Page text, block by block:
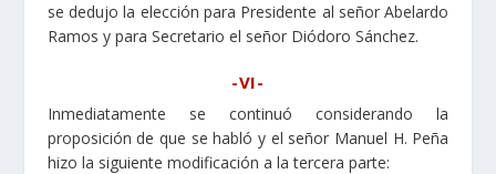
se dedujo la elección para Presidente al señor Abelardo
Ramos y para Secretario el señor Diódoro Sánchez.
-VI-
Inmediatamente se continuó considerando la
proposición de que se habló y el señor Manuel H. Peña
hizo la siguiente modificación a la tercera parte: